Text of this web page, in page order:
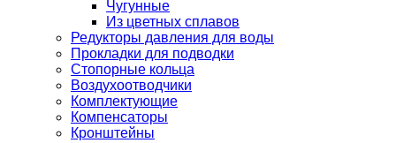
Чугунные
Из цветных сплавов
Редукторы давления для воды
Прокладки для подводки
Стопорные кольца
Воздухоотводчики
Комплектующие
Компенсаторы
Кронштейны